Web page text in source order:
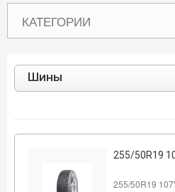
КАТЕГОРИИ
Шины
255/50R19
255/50R19